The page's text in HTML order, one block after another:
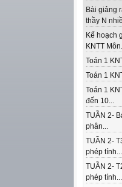
Bài giảng
thầy N
Kế hoạch
KNTT
Toán 1
Toán 1
Toán 1
đến 10...
TUẦN 2-
phân...
TUẦN 2-
phép tính...
TUẦN 2-
phép tính...